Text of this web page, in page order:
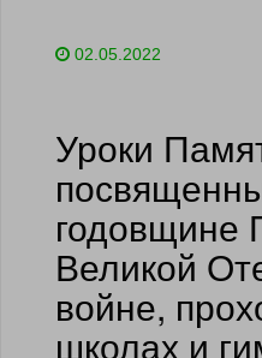
02.05.2022
Уроки
годовщине
Великой
войне,
школах и